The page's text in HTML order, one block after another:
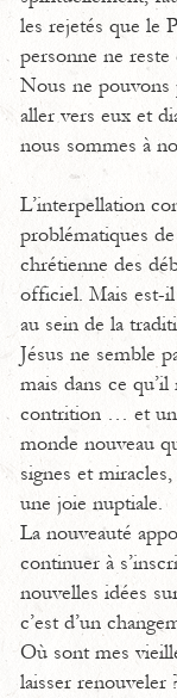
les rejetés que le
personne ne reste
Nous ne pouvons
aller vers eux et
nous sommes à
L’interpellation
problématiques
chrétienne des
officiel. Mais est-il
au sein de la
Jésus ne semble
mais dans ce
contrition … et
monde nouveau
signes et
une joie nuptiale.
La nouveauté
continuer à
nouvelles idées
c’est d’un
Où sont mes
laisser renouveler